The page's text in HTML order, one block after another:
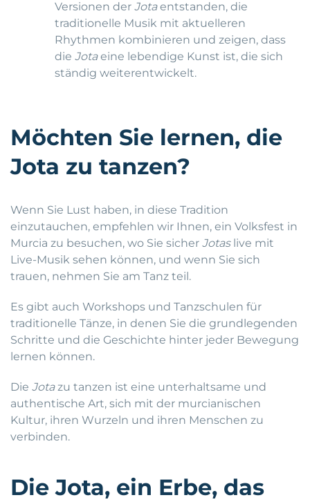
Versionen derJotaentstanden, die
traditionelle Musik mit aktuelleren
Rhythmen kombinieren und zeigen, dass
dieJotaeine lebendige Kunst ist, die sich
ständig weiterentwickelt.
Möchten Sie lernen, die
Jota zu tanzen?
Wenn Sie Lust haben, in diese Tradition
einzutauchen, empfehlen wir Ihnen, ein Volksfest in
Murcia zu besuchen, wo Sie sicher Jotaslive mit
Live-Musik sehen können, und wenn Sie sich
trauen, nehmen Sie am Tanz teil.
Es gibt auch Workshops und Tanzschulen für
traditionelle Tänze, in denen Sie die grundlegenden
Schritte und die Geschichte hinter jeder Bewegung
lernen können.
Die Jotazu tanzen ist eine unterhaltsame und
authentische Art, sich mit der murcianischen
Kultur, ihren Wurzeln und ihren Menschen zu
verbinden.
Die Jota, ein Erbe, das